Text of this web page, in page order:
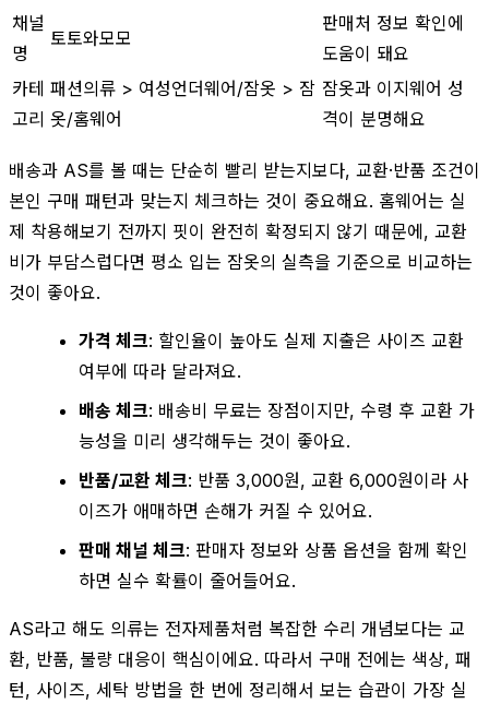
채널
명
토토와모모
판매처 정보 확인에
도움이 돼요
카테
고리
패션의류 > 여성언더웨어/잠옷 > 잠
옷/홈웨어
잠옷과 이지웨어 성
격이 분명해요
배송과 AS를 볼 때는 단순히 빨리 받는지보다, 교환·반품 조건이
본인 구매 패턴과 맞는지 체크하는 것이 중요해요. 홈웨어는 실
제 착용해보기 전까지 핏이 완전히 확정되지 않기 때문에, 교환
비가 부담스럽다면 평소 입는 잠옷의 실측을 기준으로 비교하는
것이 좋아요.
가격 체크: 할인율이 높아도 실제 지출은 사이즈 교환
여부에 따라 달라져요.
배송 체크: 배송비 무료는 장점이지만, 수령 후 교환 가
능성을 미리 생각해두는 것이 좋아요.
반품/교환 체크: 반품 3,000원, 교환 6,000원이라 사
이즈가 애매하면 손해가 커질 수 있어요.
판매 채널 체크: 판매자 정보와 상품 옵션을 함께 확인
하면 실수 확률이 줄어들어요.
AS라고 해도 의류는 전자제품처럼 복잡한 수리 개념보다는 교
환, 반품, 불량 대응이 핵심이에요. 따라서 구매 전에는 색상, 패
턴, 사이즈, 세탁 방법을 한 번에 정리해서 보는 습관이 가장 실